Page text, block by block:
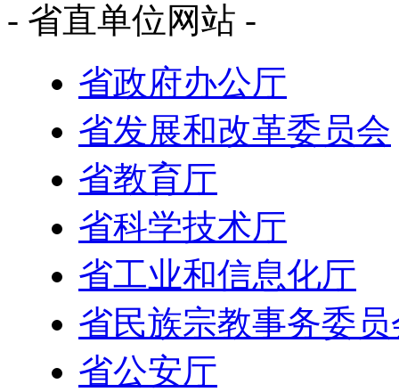
- 省直单位网站 -
省政府办公厅
省发展和改革委员会
省教育厅
省科学技术厅
省工业和信息化厅
省民族宗教事务委员
省公安厅